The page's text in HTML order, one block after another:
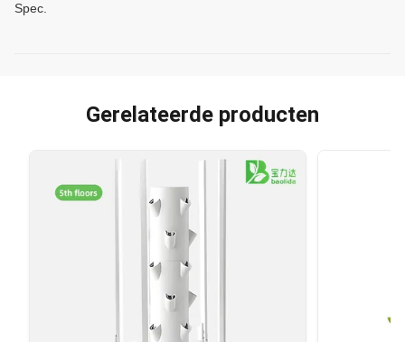
Spec.
Gerelateerde producten